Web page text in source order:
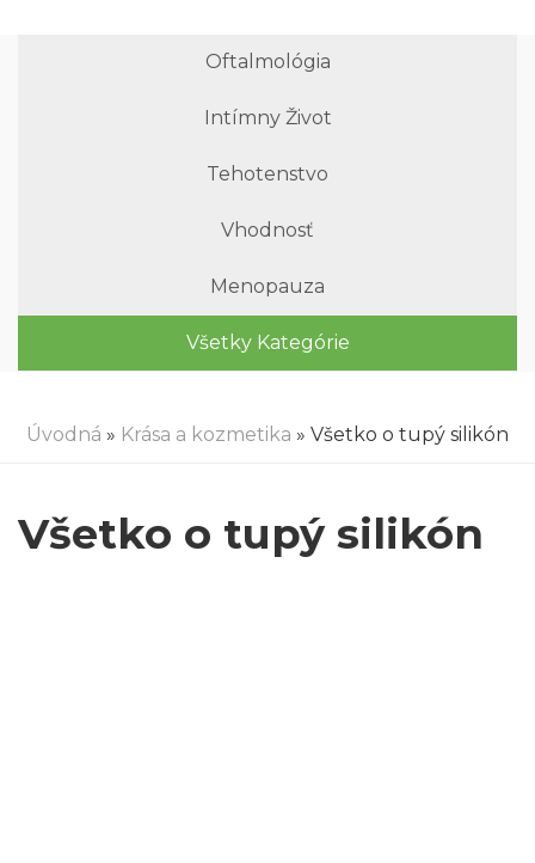
Oftalmológia
Intímny Život
Tehotenstvo
Vhodnosť
Menopauza
Všetky Kategórie
Úvodná » Krása a kozmetika » Všetko o tupý silikón
Všetko o tupý silikón